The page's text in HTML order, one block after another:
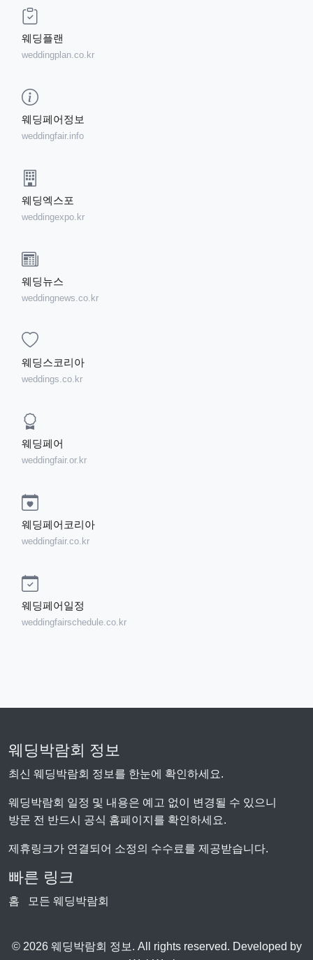
웨딩플랜
weddingplan.co.kr
웨딩페어정보
weddingfair.info
웨딩엑스포
weddingexpo.kr
웨딩뉴스
weddingnews.co.kr
웨딩스코리아
weddings.co.kr
웨딩페어
weddingfair.or.kr
웨딩페어코리아
weddingfair.co.kr
웨딩페어일정
weddingfairschedule.co.kr
웨딩박람회 정보
최신 웨딩박람회 정보를 한눈에 확인하세요.
웨딩박람회 일정 및 내용은 예고 없이 변경될 수 있으니
방문 전 반드시 공식 홈페이지를 확인하세요.
제휴링크가 연결되어 소정의 수수료를 제공받습니다.
빠른 링크
홈 모든 웨딩박람회
© 2026 웨딩박람회 정보. All rights reserved. Developed by